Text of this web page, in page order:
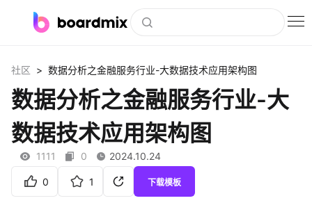
社区资源
会员
企业服务
社区 > 数据分析之金融服务行业-大数据技术应用架构图
数据分析之金融服务行业-大
数据技术应用架构图
1111 0 2024.10.24
0 1 下载模板